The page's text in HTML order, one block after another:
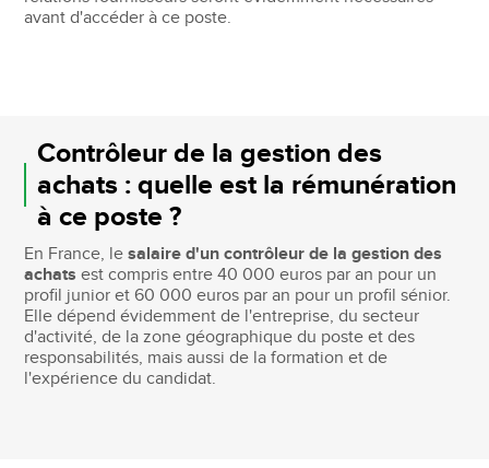
avant d'accéder à ce poste.
Contrôleur de la gestion des
achats : quelle est la rémunération
à ce poste ?
En France, lesalaire d'un contrôleur de la gestion des
achats est compris entre 40 000 euros par an pour un
profil junior et 60 000 euros par an pour un profil sénior.
Elle dépend évidemment de l'entreprise, du secteur
d'activité, de la zone géographique du poste et des
responsabilités, mais aussi de la formation et de
l'expérience du candidat.